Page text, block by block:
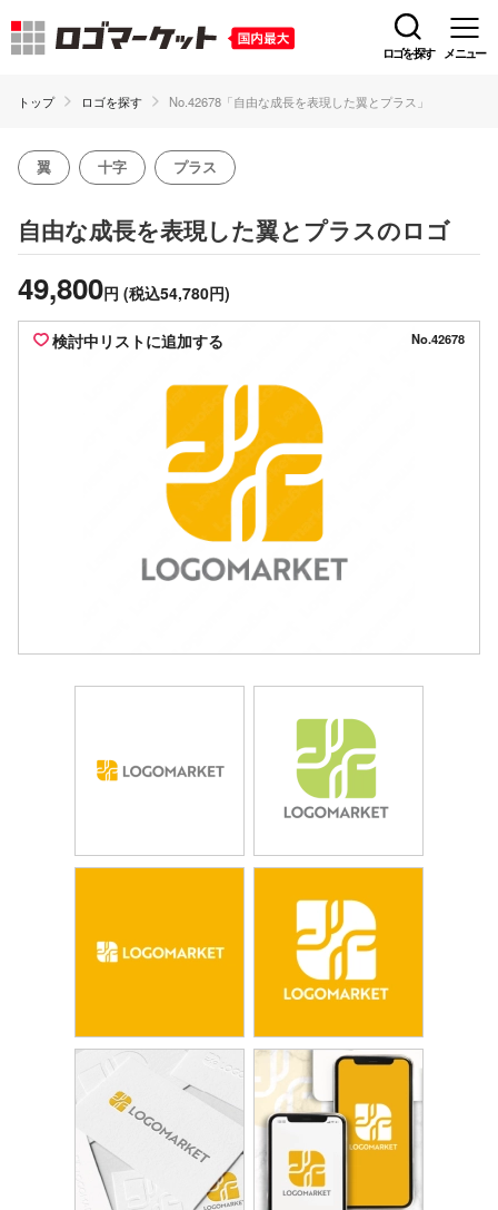
ロゴを探す メニュー
トップ ロゴを探す No.42678「自由な成長を表現した翼とプラス」
翼 十字 プラス
自由な成長を表現した翼とプラスのロゴ
49,800円 (税込54,780円)
検討中リストに追加する No.42678